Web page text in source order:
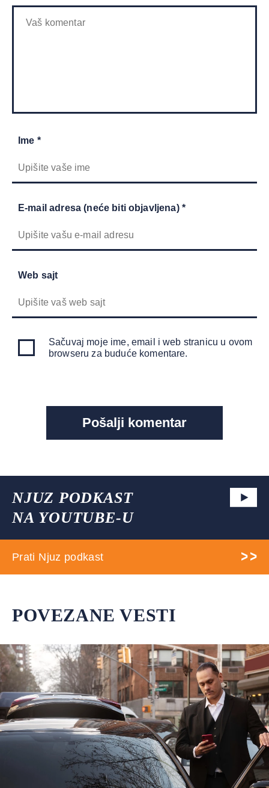
Ime *
E-mail adresa (neće biti objavljena) *
Web sajt
Sačuvaj moje ime, email i web stranicu u ovom
browseru za buduće komentare.
NJUZ PODKAST
NA YOUTUBE-U
Prati Njuz podkast
POVEZANE VESTI